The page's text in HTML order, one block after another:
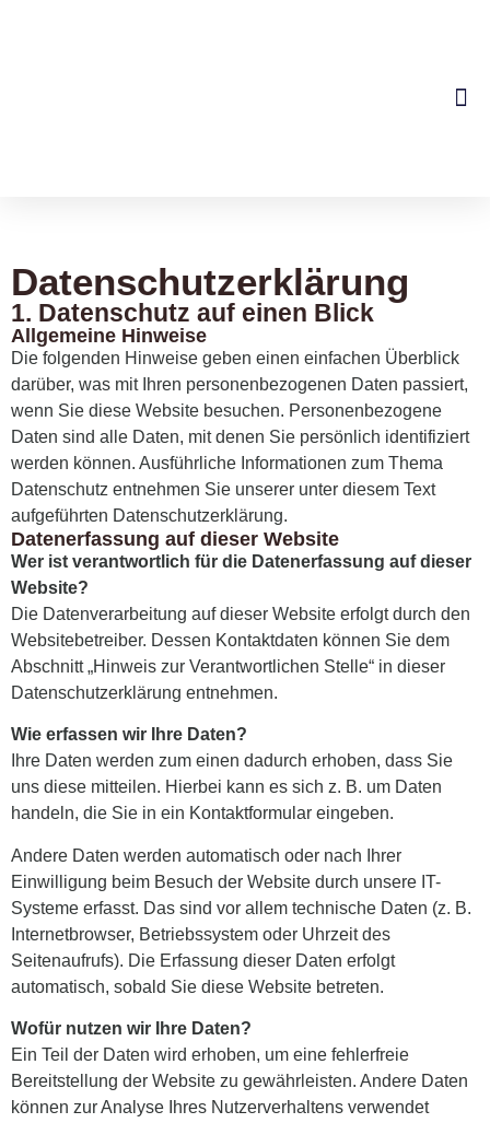
Datenschutzerklärung
1. Datenschutz auf einen Blick
Allgemeine Hinweise
Die folgenden Hinweise geben einen einfachen Überblick
darüber, was mit Ihren personenbezogenen Daten passiert,
wenn Sie diese Website besuchen. Personenbezogene
Daten sind alle Daten, mit denen Sie persönlich identifiziert
werden können. Ausführliche Informationen zum Thema
Datenschutz entnehmen Sie unserer unter diesem Text
aufgeführten Datenschutzerklärung.
Datenerfassung auf dieser Website
Wer ist verantwortlich für die Datenerfassung auf dieser
Website?
Die Datenverarbeitung auf dieser Website erfolgt durch den
Websitebetreiber. Dessen Kontaktdaten können Sie dem
Abschnitt „Hinweis zur Verantwortlichen Stelle“ in dieser
Datenschutzerklärung entnehmen.
Wie erfassen wir Ihre Daten?
Ihre Daten werden zum einen dadurch erhoben, dass Sie
uns diese mitteilen. Hierbei kann es sich z. B. um Daten
handeln, die Sie in ein Kontaktformular eingeben.
Andere Daten werden automatisch oder nach Ihrer
Einwilligung beim Besuch der Website durch unsere IT-
Systeme erfasst. Das sind vor allem technische Daten (z. B.
Internetbrowser, Betriebssystem oder Uhrzeit des
Seitenaufrufs). Die Erfassung dieser Daten erfolgt
automatisch, sobald Sie diese Website betreten.
Wofür nutzen wir Ihre Daten?
Ein Teil der Daten wird erhoben, um eine fehlerfreie
Bereitstellung der Website zu gewährleisten. Andere Daten
können zur Analyse Ihres Nutzerverhaltens verwendet